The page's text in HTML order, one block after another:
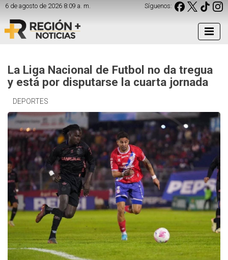
6 de agosto de 2026 8:09 a. m. Síguenos:
La Liga Nacional de Futbol no da tregua
y está por disputarse la cuarta jornada
DEPORTES